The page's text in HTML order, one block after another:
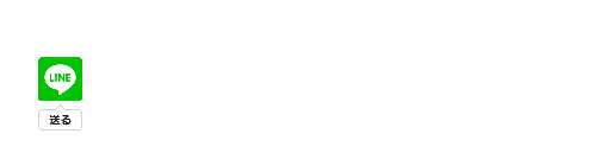
異なる」を韓国語では？「다르다（タルダ）」の意味・使い方について
を韓国語では？「심심하다（シムシマダ）」の意味・使い方について
グ～Two Hearts』予告動画（日本語字幕）について